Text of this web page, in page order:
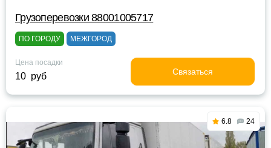
Грузоперевозки 88001005717
ПО ГОРОДУ МЕЖГОРОД
Цена посадки
10 руб Связаться
6.8 24